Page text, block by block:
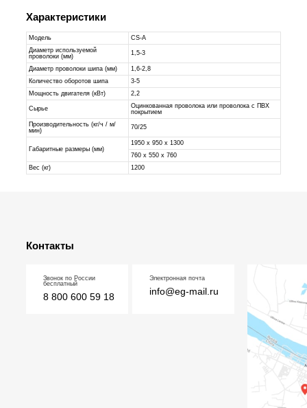
Характеристики
Модель
CS-A
Диаметр используемой
проволоки (мм)
1,5-3
Диаметр проволоки шипа (мм)
1,6-2,8
Количество оборотов шипа
3-5
Мощность двигателя (кВт)
2,2
Сырье
Оцинкованная проволока или проволока с ПВХ
покрытием
Производительность (кг/ч / м/
мин)
70/25
Габаритные размеры (мм)
1950 х 950 х 1300
760 х 550 х 760
Вес (кг)
1200
Контакты
Звонок по России
бесплатный
8 800 600 59 18
Электронная почта
info@eg-mail.ru